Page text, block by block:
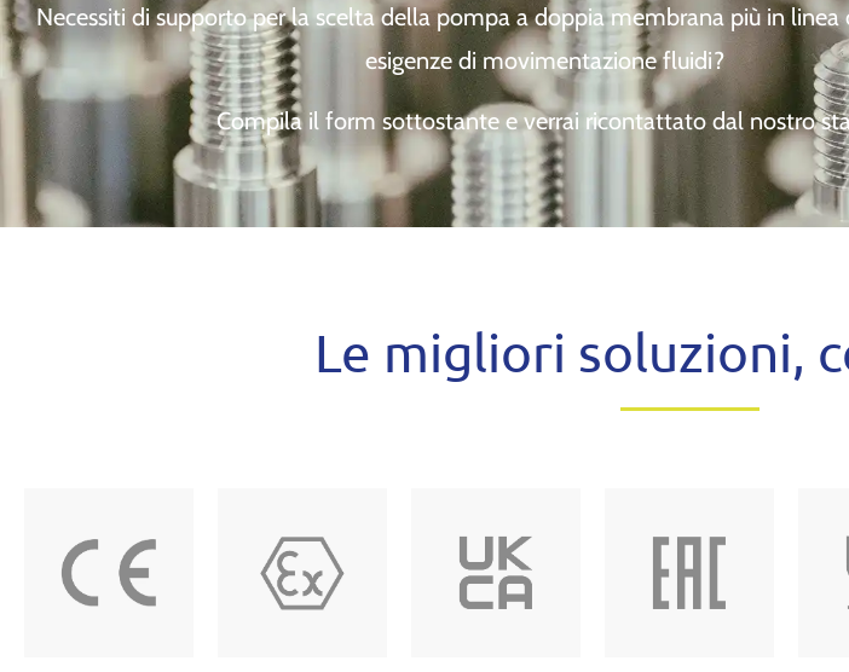
Necessiti di supporto per la scelta della pompa a doppia membrana più in linea
esigenze di movimentazione fluidi?
Compila il form sottostante e verrai ricontattato dal nostro
Le migliori soluzioni,